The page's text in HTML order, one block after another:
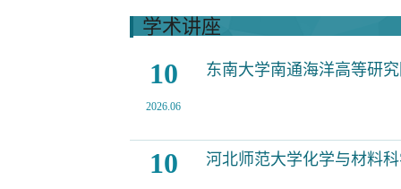
学术讲座
10
2026.06
东南大学南通海洋高等研
10 河北师范大学化学与材料